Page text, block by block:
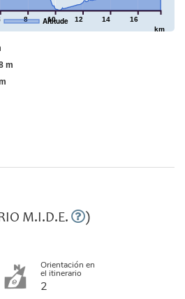
8 10 12 14 16
km
Altitude
m
M.I.D.E. )
Orientación en
el itinerario
2